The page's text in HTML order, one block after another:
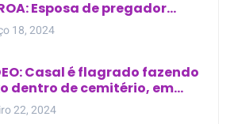
Esposa de pregador
descobre
extra-conjugal
18, 2024
Casal é flagrado fazendo
dentro de cemitério, em
de túmulo no Maranhão
22, 2024